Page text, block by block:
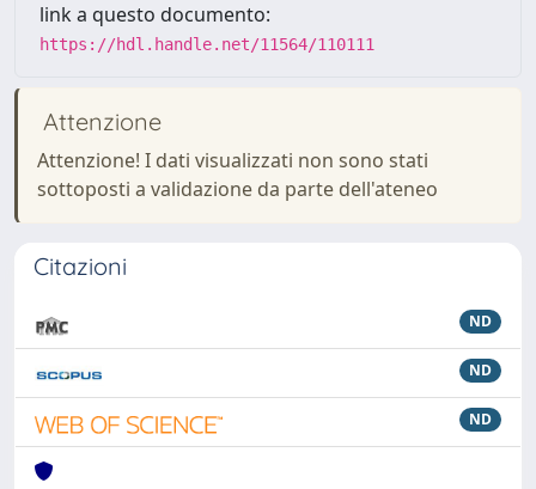
link a questo documento:
https://hdl.handle.net/11564/110111
Attenzione
Attenzione! I dati visualizzati non sono stati
sottoposti a validazione da parte dell'ateneo
Citazioni
ND
ND
ND